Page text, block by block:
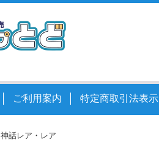
ご利用案内 特定商取引法表示
神話レア・レア